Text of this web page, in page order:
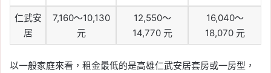
仁武安
居
7,160～10,130
元
12,550～
14,770 元
16,040～
18,070 元
以一般家庭來看，租金最低的是高雄仁武安居套房或一房型，